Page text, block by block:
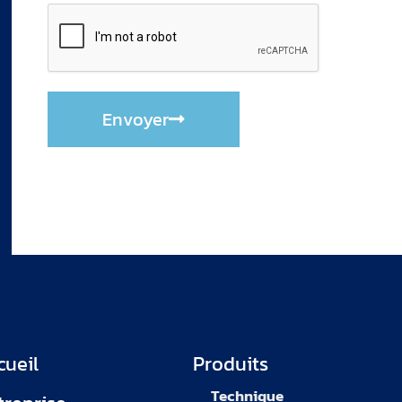
Envoyer
Produits
Technique